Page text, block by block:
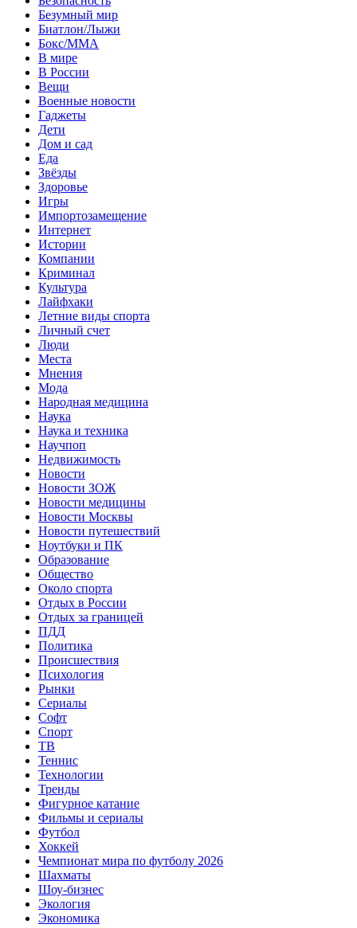
Безумный мир
Биатлон/Лыжи
Бокс/MMA
В мире
В России
Вещи
Военные новости
Гаджеты
Дети
Дом и сад
Еда
Звёзды
Здоровье
Игры
Импортозамещение
Интернет
Истории
Компании
Криминал
Культура
Лайфхаки
Летние виды спорта
Личный счет
Люди
Места
Мнения
Мода
Народная медицина
Наука
Наука и техника
Научпоп
Недвижимость
Новости
Новости ЗОЖ
Новости медицины
Новости Москвы
Новости путешествий
Ноутбуки и ПК
Образование
Общество
Около спорта
Отдых в России
Отдых за границей
ПДД
Политика
Происшествия
Психология
Рынки
Сериалы
Софт
Спорт
ТВ
Теннис
Технологии
Тренды
Фигурное катание
Фильмы и сериалы
Футбол
Хоккей
Чемпионат мира по футболу 2026
Шахматы
Шоу-бизнес
Экология
Экономика